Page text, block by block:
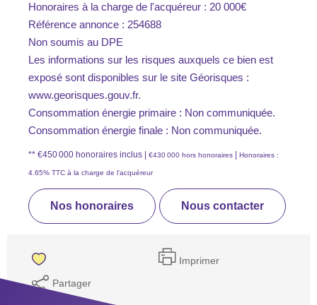
Honoraires à la charge de l'acquéreur : 20 000€
Référence annonce : 254688
Non soumis au DPE
Les informations sur les risques auxquels ce bien est
exposé sont disponibles sur le site Géorisques :
www.georisques.gouv.fr.
Consommation énergie primaire : Non communiquée.
Consommation énergie finale : Non communiquée.
** €450 000 honoraires inclus €430 000 hors honoraires Honoraires :
4.65% TTC à la charge de l'acquéreur
Nos honoraires Nous contacter
Imprimer
Partager